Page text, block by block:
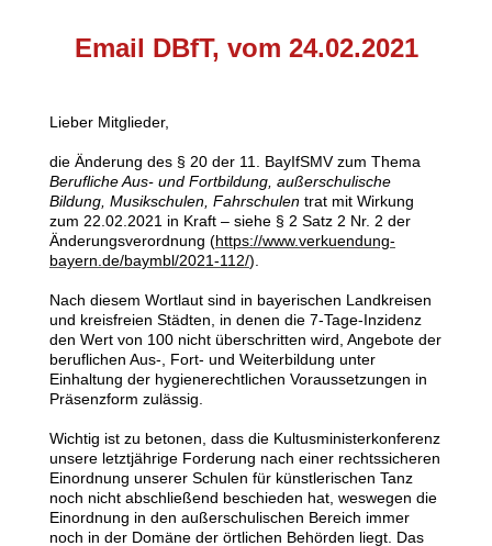
Email DBfT, vom 24.02.2021
Lieber Mitglieder,
die Änderung des § 20 der 11. BayIfSMV zum Thema
Berufliche Aus- und Fortbildung, außerschulische
Bildung, Musikschulen, Fahrschulen trat mit Wirkung
zum 22.02.2021 in Kraft – siehe § 2 Satz 2 Nr. 2 der
Änderungsverordnung (https://www.verkuendung-
bayern.de/baymbl/2021-112/).
Nach diesem Wortlaut sind in bayerischen Landkreisen
und kreisfreien Städten, in denen die 7-Tage-Inzidenz
den Wert von 100 nicht überschritten wird, Angebote der
beruflichen Aus-, Fort- und Weiterbildung unter
Einhaltung der hygienerechtlichen Voraussetzungen in
Präsenzform zulässig.
Wichtig ist zu betonen, dass die Kultusministerkonferenz
unsere letztjährige Forderung nach einer rechtssicheren
Einordnung unserer Schulen für künstlerischen Tanz
noch nicht abschließend beschieden hat, weswegen die
Einordnung in den außerschulischen Bereich immer
noch in der Domäne der örtlichen Behörden liegt. Das